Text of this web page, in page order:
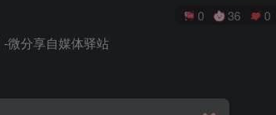
0 36 0